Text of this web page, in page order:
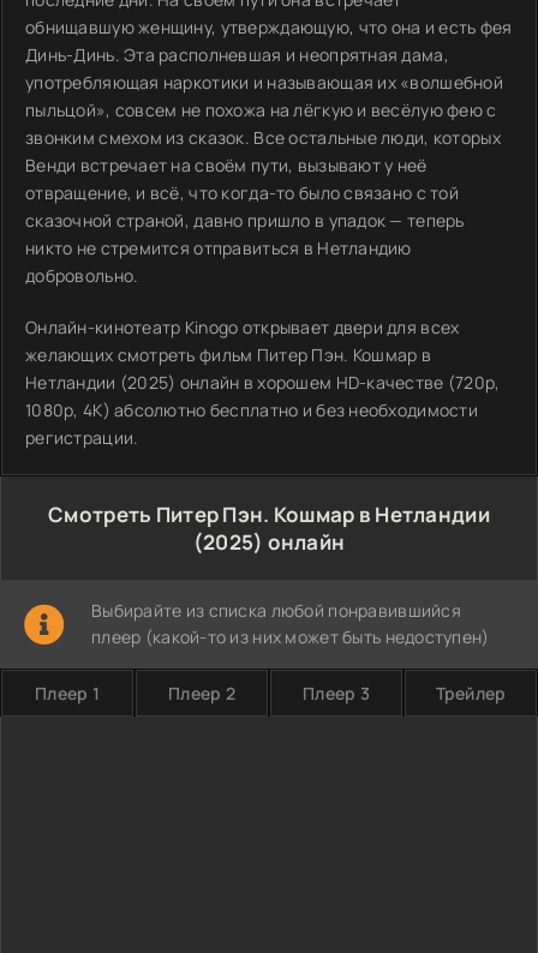
обнищавшую женщину, утверждающую, что она и есть фея
Динь-Динь. Эта располневшая и неопрятная дама,
употребляющая наркотики и называющая их «волшебной
пыльцой», совсем не похожа на лёгкую и весёлую фею с
звонким смехом из сказок. Все остальные люди, которых
Венди встречает на своём пути, вызывают у неё
отвращение, и всё, что когда-то было связано с той
сказочной страной, давно пришло в упадок — теперь
никто не стремится отправиться в Нетландию
добровольно.
Онлайн-кинотеатр Kinogo открывает двери для всех
желающих смотреть фильм Питер Пэн. Кошмар в
Нетландии (2025) онлайн в хорошем HD-качестве (720p,
1080p, 4K) абсолютно бесплатно и без необходимости
регистрации.
Смотреть Питер Пэн. Кошмар в Нетландии
(2025) онлайн
Выбирайте из списка любой понравившийся
плеер (какой-то из них может быть недоступен)
Плеер 1 Плеер 2 Плеер 3 Трейлер